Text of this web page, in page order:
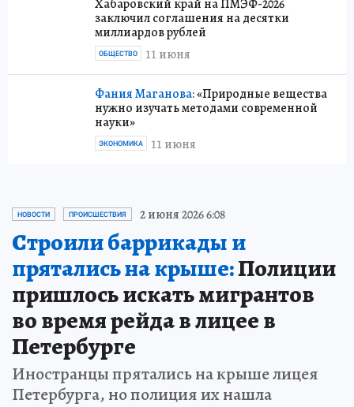
Хабаровский край на ПМЭФ-2026
заключил соглашения на десятки
миллиардов рублей
11 июня
ОБЩЕСТВО
Фания Маганова:«Природные вещества
нужно изучать методами современной
науки»
11 июня
ЭКОНОМИКА
НОВОСТИ ПРОИСШЕСТВИЯ 2 июня 2026 6:08
Строили баррикады и
прятались на крыше:Полиции
пришлось искать мигрантов
во время рейда в лицее в
Петербурге
Иностранцы прятались на крыше лицея
Петербурга, но полиция их нашла